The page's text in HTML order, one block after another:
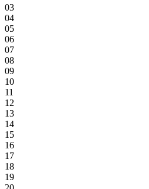
03
04
05
06
07
08
09
10
11
12
13
14
15
16
17
18
19